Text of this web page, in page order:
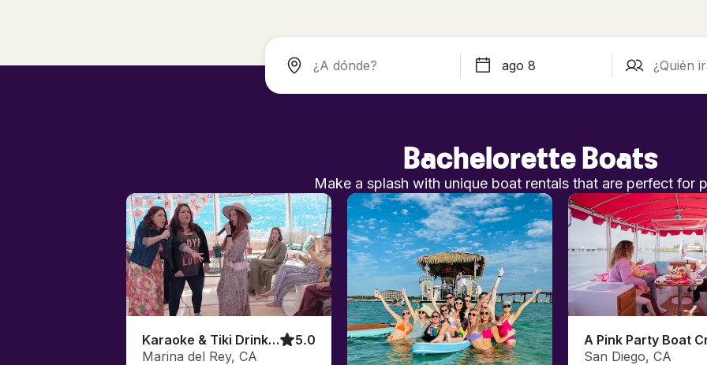
Bachelorette Boats
Make a splash with unique boat rentals that are perfect for
Karaoke & Tiki Drinks on a Yacht 🎤
5.0
Marina del Rey, CA
San Diego, CA